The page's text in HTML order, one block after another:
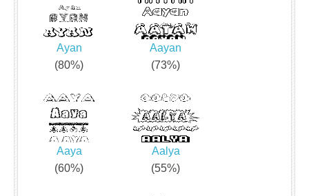
Ayan
(80%)
Aayan
(73%)
Aaya
(60%)
Aalya
(55%)